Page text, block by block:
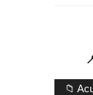
📁